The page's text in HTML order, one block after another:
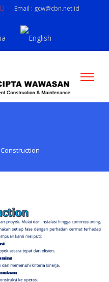
Email : gcw@cbn.net.id
Construction